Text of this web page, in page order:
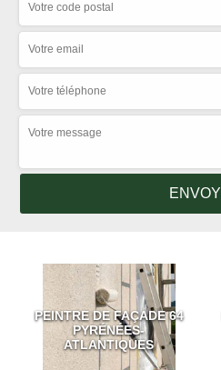
PEINTRE DE FAÇADE 64
PYRÉNÉES-
ATLANTIQUES